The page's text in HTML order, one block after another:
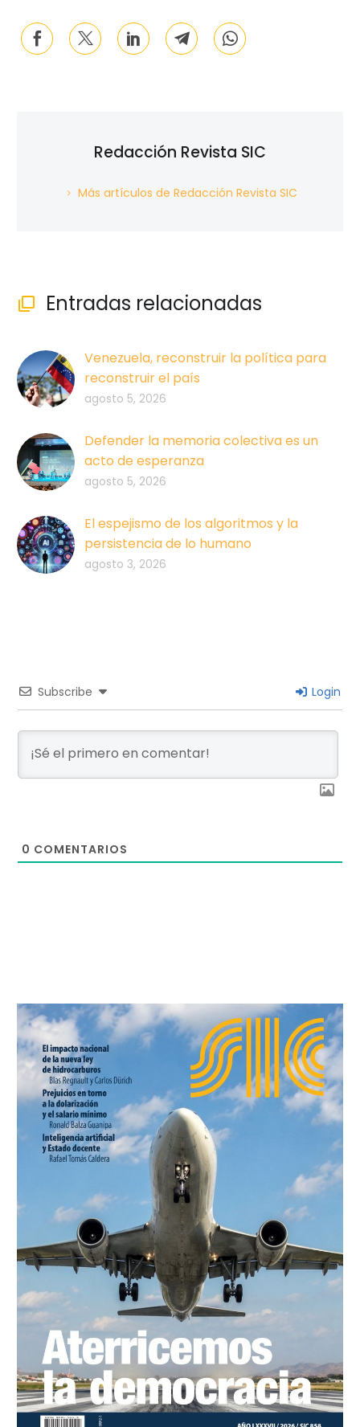
Redacción Revista SIC
Más artículos de Redacción Revista SIC
 Entradas relacionadas
Venezuela, reconstruir la política para
reconstruir el país
agosto 5, 2026
Defender la memoria colectiva es un
acto de esperanza
agosto 5, 2026
El espejismo de los algoritmos y la
persistencia de lo humano
agosto 3, 2026
Subscribe Login
0 COMENTARIOS